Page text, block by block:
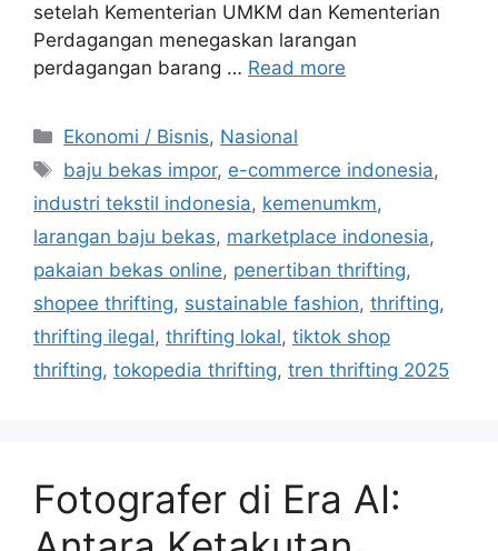
setelah Kementerian UMKM dan Kementerian
Perdagangan menegaskan larangan
perdagangan barang … Read more
C
a
e
g
o
r
i
s
Ekonomi / Bisnis, Nasional
T
a
s
baju bekas impor, e-commerce indonesia,
industri tekstil indonesia, kemenumkm,
larangan baju bekas, marketplace indonesia,
pakaian bekas online, penertiban thrifting,
shopee thrifting, sustainable fashion, thrifting,
thrifting ilegal, thrifting lokal, tiktok shop
thrifting, tokopedia thrifting, tren thrifting 2025
Fotografer di Era AI: